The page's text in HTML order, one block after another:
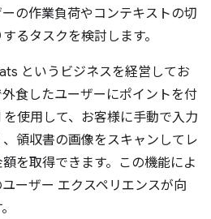
の作業負荷やコンテキストの切
るタスクを検討します。
というビジネスを経営してお
食したユーザーにポイントを付
使用して、お客様に手動で入力
領収書の画像をスキャンしてレ
を取得できます。この機能によ
ーザー エクスペリエンスが向